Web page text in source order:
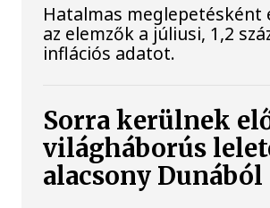
Hatalmas
az elemzők a júliusi, 1,2
inflációs adatot.
Sorra kerülnek
világháborús
alacsony Dunából